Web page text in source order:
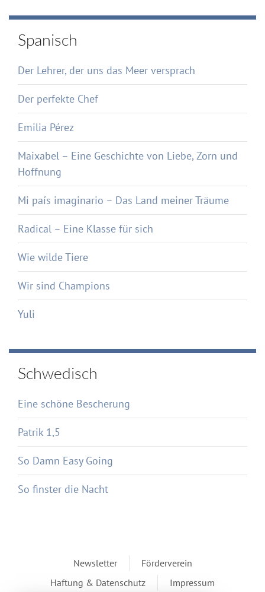
Spanisch
Der Lehrer, der uns das Meer versprach
Der perfekte Chef
Emilia Pérez
Maixabel – Eine Geschichte von Liebe, Zorn und
Hoffnung
Mi país imaginario – Das Land meiner Träume
Radical – Eine Klasse für sich
Wie wilde Tiere
Wir sind Champions
Yuli
Schwedisch
Eine schöne Bescherung
Patrik 1,5
So Damn Easy Going
So finster die Nacht
Newsletter
Förderverein
Haftung & Datenschutz
Impressum